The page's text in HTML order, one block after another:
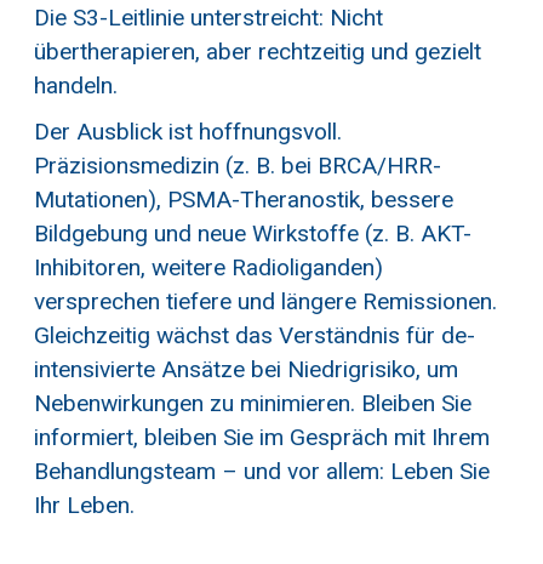
Die S3-Leitlinie unterstreicht: Nicht
übertherapieren, aber rechtzeitig und gezielt
handeln.
Der Ausblick ist hoffnungsvoll.
Präzisionsmedizin (z. B. bei BRCA/HRR-
Mutationen), PSMA-Theranostik, bessere
Bildgebung und neue Wirkstoffe (z. B. AKT-
Inhibitoren, weitere Radioliganden)
versprechen tiefere und längere Remissionen.
Gleichzeitig wächst das Verständnis für de-
intensivierte Ansätze bei Niedrigrisiko, um
Nebenwirkungen zu minimieren. Bleiben Sie
informiert, bleiben Sie im Gespräch mit Ihrem
Behandlungsteam – und vor allem: Leben Sie
Ihr Leben.